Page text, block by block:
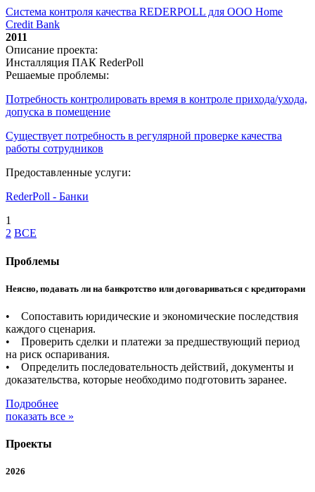
Система контроля качества REDERPOLL для ООО Home
Credit Bank
2011
Описание проекта:
Инсталляция ПАК RederPoll
Решаемые проблемы:
Потребность контролировать время в контроле прихода/ухода,
допуска в помещение
Существует потребность в регулярной проверке качества
работы сотрудников
Предоставленные услуги:
RederPoll - Банки
1
2 ВСЕ
Проблемы
Неясно, подавать ли на банкротство или договариваться с кредиторами
• Сопоставить юридические и экономические последствия
каждого сценария.
• Проверить сделки и платежи за предшествующий период
на риск оспаривания.
• Определить последовательность действий, документы и
доказательства, которые необходимо подготовить заранее.
Подробнее
показать все »
Проекты
2026